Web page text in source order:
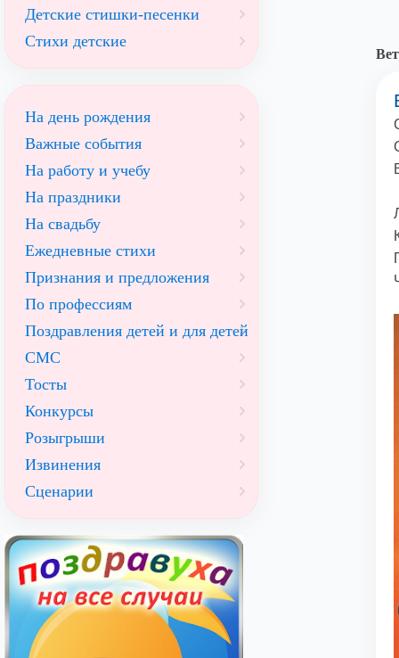
Детские стишки-песенки
Стихи детские
На день рождения
Важные события
На работу и учебу
На праздники
На свадьбу
Ежедневные стихи
Признания и предложения
По профессиям
Поздравления детей и для детей
СМС
Тосты
Конкурсы
Розыгрыши
Извинения
Сценарии